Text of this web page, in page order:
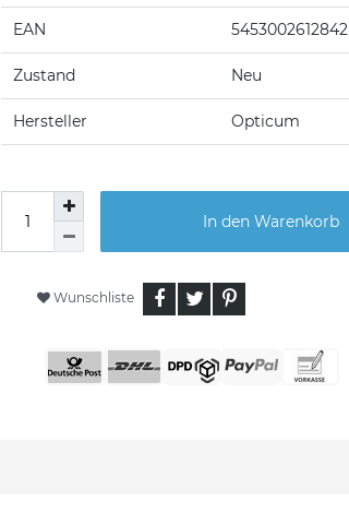
EAN 5453002612842
Zustand Neu
Hersteller Opticum
In den Warenkorb
Wunschliste